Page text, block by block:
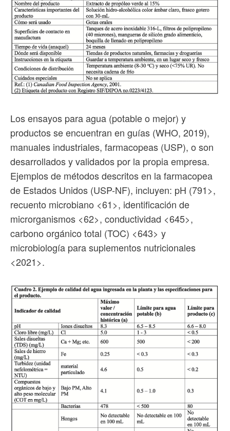
Los ensayos para agua (potable o mejor) y
productos se encuentran en guías (WHO, 2019),
manuales industriales, farmacopeas (USP), o son
desarrollados y validados por la propia empresa.
Ejemplos de métodos descritos en la farmacopea
de Estados Unidos (USP-NF), incluyen: pH (791>,
recuento microbiano <61>, identificación de
microrganismos <62>, conductividad <645>,
carbono orgánico total (TOC) <643> y
microbiología para suplementos nutricionales
<2021>.